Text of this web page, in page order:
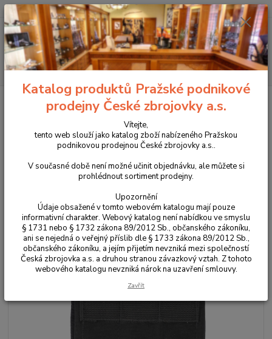
Menu
Hledat
+420 225 375 800
Pouzdra, kufry na zbraně a batohy
Sumka Q na 3 zásobníky CZ
Scorpion Evo 3
Sumka Q na 3 zásobníky CZ
Scorpion Evo 3
Katalog produktů Pražské podnikové
prodejny České zbrojovky a.s.
Vítejte,
tento web slouží jako katalog zboží nabízeného Pražskou
podnikovou prodejnou České zbrojovky a.s..
V současné době není možné učinit objednávku, ale můžete si
prohlédnout sortiment prodejny.
Upozornění
Údaje obsažené v tomto webovém katalogu mají pouze
informativní charakter. Webový katalog není nabídkou ve smyslu
§ 1731 nebo § 1732 zákona 89/2012 Sb., občanského zákoníku,
ani se nejedná o veřejný příslib dle § 1733 zákona 89/2012 Sb.,
občanského zákoníku, a jejím přijetím nevzniká mezi společností
Česká zbrojovka a.s. a druhou stranou závazkový vztah. Z tohoto
webového katalogu nevzniká nárok na uzavření smlouvy.
Zavřít